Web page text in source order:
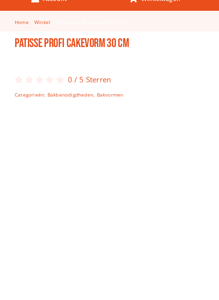
Keuken & Tafelen
Kinderfietsen
Knutselen
Spellen
Home Winkel
Patisse profi cakevorm 30 cm
0 / 5 Sterren
Categorieën: Bakbenodigdheden, Bakvormen